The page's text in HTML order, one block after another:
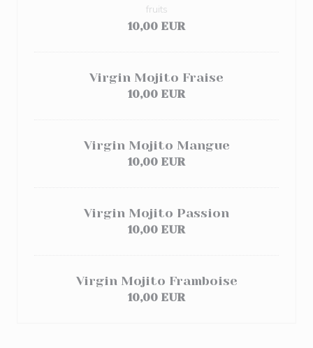
fruits
10,00 EUR
Virgin Mojito Fraise
10,00 EUR
Virgin Mojito Mangue
10,00 EUR
Virgin Mojito Passion
10,00 EUR
Virgin Mojito Framboise
10,00 EUR